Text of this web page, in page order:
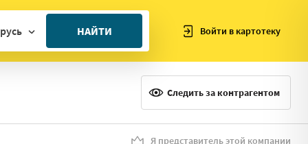
НАЙТИ Войти в картотеку
Следить за контрагентом
Я представитель этой компании